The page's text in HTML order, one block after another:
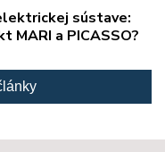
sústave:
MARI a PICASSO?